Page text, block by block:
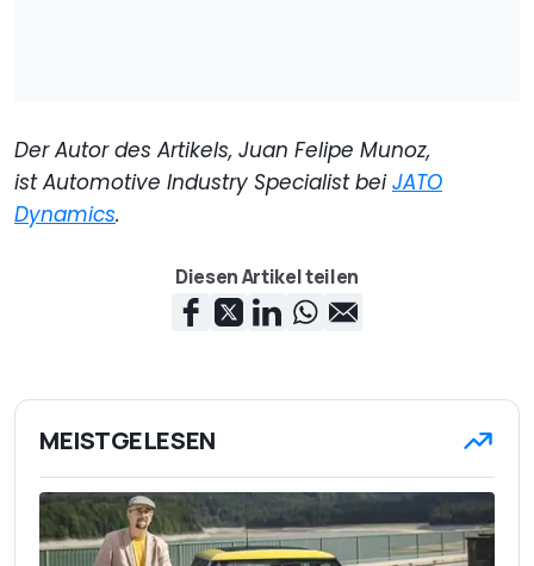
Der Autor des Artikels, Juan Felipe Munoz,
ist Automotive Industry Specialist beiJATO
Dynamics.
Diesen Artikel teilen
MEISTGELESEN